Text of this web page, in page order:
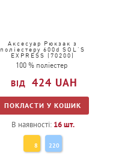
Аксесуар Рюкзак з
поліестеру 600d SOL'S
EXPRESS (70200)
100 % поліестер
424 UAH
ПОКЛАСТИ У КОШИК
В наявності: 16шт.
8 220